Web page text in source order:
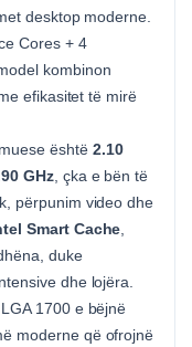
desktop moderne.
Cores + 4
kombinon
efikasitet të mirë
është 2.10
GHz, çka e bën të
përpunim video dhe
Smart Cache
duke
dhe lojëra.
1700 e bëjnë
moderne që ofrojnë